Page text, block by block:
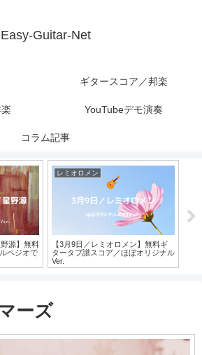
Easy-Guitar-Net
ギタースコア／邦楽
YouTubeデモ演奏
コラム記事
源】無料
ペジオで
レミオロメン
【3月9日／レミオロメン】無料ギ
タータブ譜スコア／ほぼオリジナル
Ver.
ーズ